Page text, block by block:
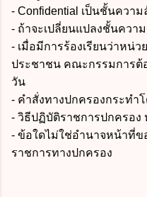
- Confidential เป็นชั้นความ
- ถ้าจะเปลี่ยนแปลงชั้นควา
- เมื่อมีการร้องเรียนว่าหน่
ประชาชน คณะกรรมการต้
วัน
- คำสั่งทางปกครองกระทำ
- วิธีปฏิบัติราชการปกครอง
- ข้อใดไม่ใช่อำนาจหน้าที่
ราชการทางปกครอง